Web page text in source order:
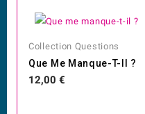
Collection Questions
Que Me Manque-T-Il ?
Prix
12,00 €